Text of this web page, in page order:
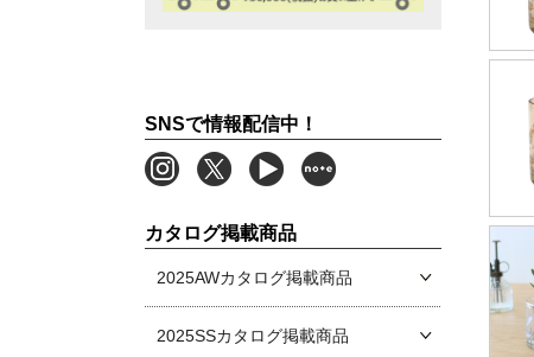
SNSで情報配信中！
カタログ掲載商品
2025AWカタログ掲載商品
2025SSカタログ掲載商品